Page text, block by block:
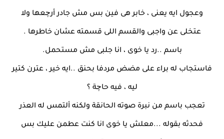
وعجول ايه يعنى ، خابر هى فين بس مش جادر أرچعها ولا
عتخلى عن واجبى والقسم اللى قسمته عشان خاطرها .
باسم ..رد يا خوى ، انا جلبى مش مستحمل.
فاستجاب له براء على مضض مردفا بحنق ..ايه خير ، عترن كتير
ليه ، فيه حاچة ؟
تعجب باسم من نبرة صوته الحانقة ولكنه ألتمس له العذر
فحدثه بقوله ...معلش يا خوى انا كنت عطمن عليك بس